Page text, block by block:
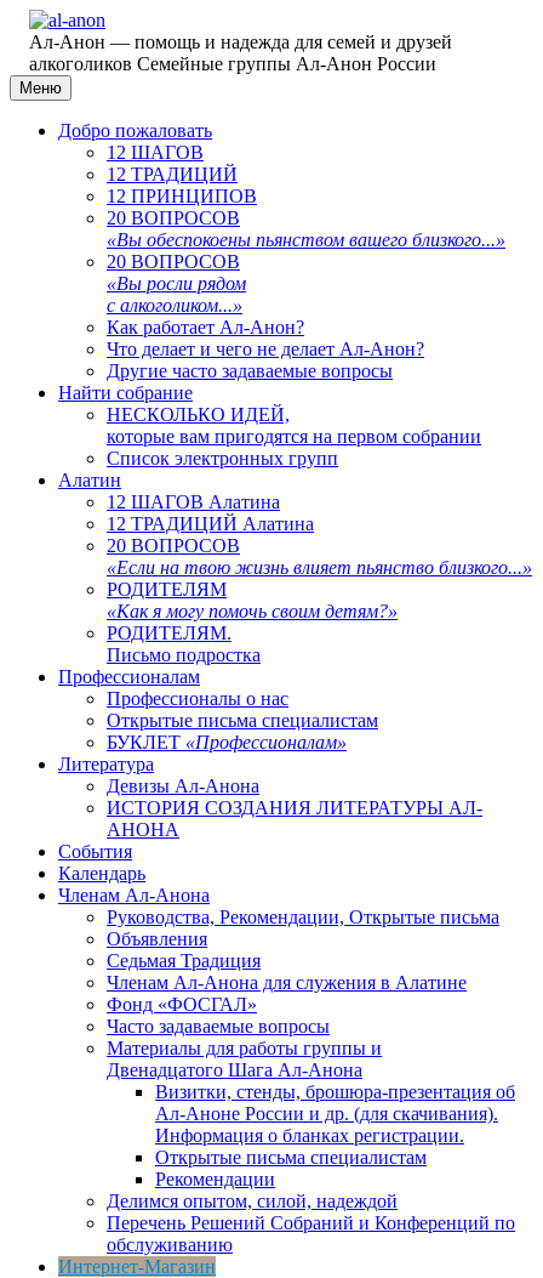
Ал-Анон — помощь и надежда для семей и друзей
алкоголиков Семейные группы Ал-Анон России
Меню
Добро пожаловать
12 ШАГОВ
12 ТРАДИЦИЙ
12 ПРИНЦИПОВ
20 ВОПРОСОВ
«Вы обеспокоены пьянством вашего близкого...»
20 ВОПРОСОВ
«Вы росли рядом
с алкоголиком...»
Как работает Ал-Анон?
Что делает и чего не делает Ал-Анон?
Другие часто задаваемые вопросы
Найти собрание
НЕСКОЛЬКО ИДЕЙ,
которые вам пригодятся на первом собрании
Список электронных групп
Алатин
12 ШАГОВ Алатина
12 ТРАДИЦИЙ Алатина
20 ВОПРОСОВ
«Если на твою жизнь влияет пьянство близкого...»
РОДИТЕЛЯМ
«Как я могу помочь своим детям?»
РОДИТЕЛЯМ.
Письмо подростка
Профессионалам
Профессионалы о нас
Открытые письма специалистам
БУКЛЕТ «Профессионалам»
Литература
Девизы Ал-Анона
ИСТОРИЯ СОЗДАНИЯ ЛИТЕРАТУРЫ АЛ-
АНОНА
События
Календарь
Членам Ал-Анона
Руководства, Рекомендации, Открытые письма
Объявления
Седьмая Традиция
Членам Ал-Анона для служения в Алатине
Фонд «ФОСГАЛ»
Часто задаваемые вопросы
Материалы для работы группы и
Двенадцатого Шага Ал-Анона
Визитки, стенды, брошюра-презентация об
Ал-Аноне России и др. (для скачивания).
Информация о бланках регистрации.
Открытые письма специалистам
Рекомендации
Делимся опытом, силой, надеждой
Перечень Решений Собраний и Конференций по
обслуживанию
Интернет-Магазин